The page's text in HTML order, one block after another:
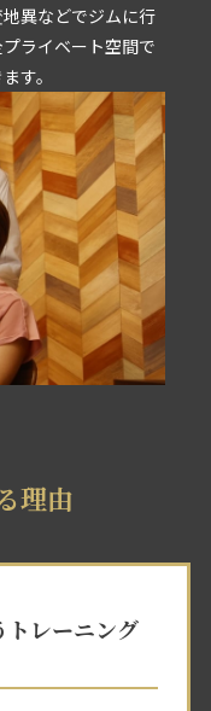
異などでジムに行
ライベート空間で
す。
理由
トレーニング